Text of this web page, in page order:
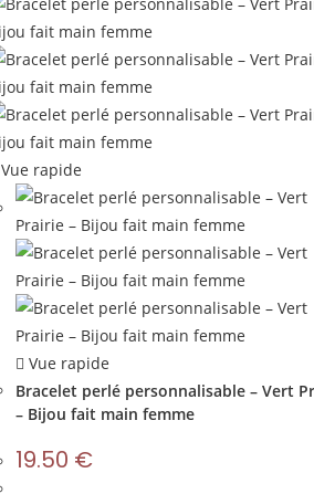
Vue rapide
Vue rapide
Bracelet perlé personnalisable – Vert
– Bijou fait main femme
19.50 €